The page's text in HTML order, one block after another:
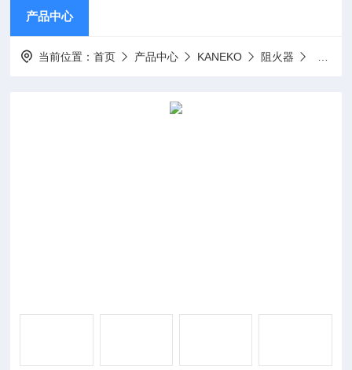
产品中心
当前位置：首页 产品中心 KANEKO 阻火器